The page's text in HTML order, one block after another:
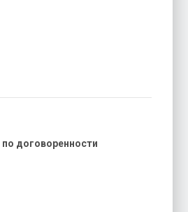
по договоренности